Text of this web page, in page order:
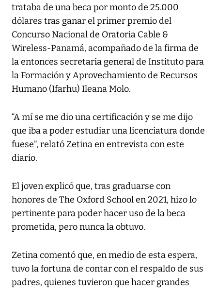
trataba de una beca por monto de 25.000
dólares tras ganar el primer premio del
Concurso Nacional de Oratoria Cable &
Wireless-Panamá, acompañado de la firma de
la entonces secretaria general de Instituto para
la Formación y Aprovechamiento de Recursos
Humano (Ifarhu) Ileana Molo.
“A mí se me dio una certificación y se me dijo
que iba a poder estudiar una licenciatura donde
fuese”, relató Zetina en entrevista con este
diario.
El joven explicó que, tras graduarse con
honores de The Oxford School en 2021, hizo lo
pertinente para poder hacer uso de la beca
prometida, pero nunca la obtuvo.
Zetina comentó que, en medio de esta espera,
tuvo la fortuna de contar con el respaldo de sus
padres, quienes tuvieron que hacer grandes